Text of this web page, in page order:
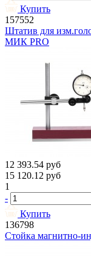
Купить
157552
Штатив для
МИК PRO
12 393.54 руб
15 120.12 руб
1
-
Купить
136798
Стойка магнитно-